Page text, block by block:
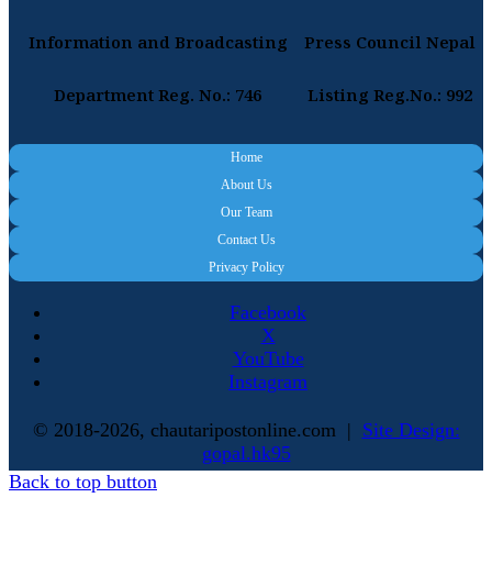
Information and Broadcasting
Department Reg. No.: 746
Press Council Nepal
Listing Reg.No.: 992
Home
About Us
Our Team
Contact Us
Privacy Policy
Facebook
X
YouTube
Instagram
© 2018-2026, chautaripostonline.com | Site Design:
gopal.hk95
Back to top button